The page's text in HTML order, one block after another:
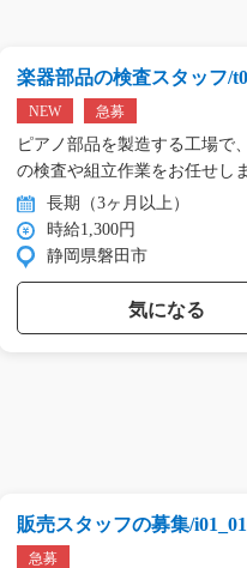
楽器部品の検査スタッフ/
NEW 急募
ピアノ部品を製造する工場で
の検査や組立作業をお任せし
目… 長期（3ヶ月以上）
時給1,300円
静岡県磐田市
気になる
販売スタッフの募集/
急募